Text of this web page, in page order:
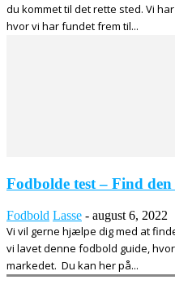
du kommet til det rette sted. Vi
hvor vi har fundet frem til...
Fodbolde test – Find
Fodbold Lasse - august 6, 2022
Vi vil gerne hjælpe dig med at
vi lavet denne fodbold guide,
markedet. Du kan her på...